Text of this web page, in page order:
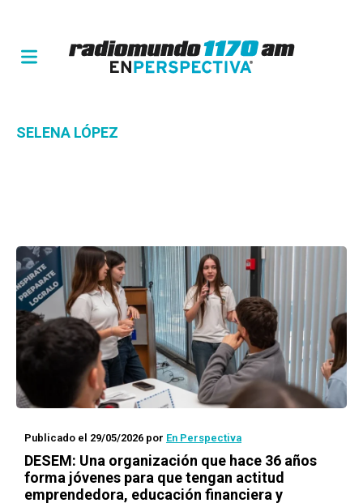
SELENA LÓPEZ
Publicado el 29/05/2026 por En Perspectiva
DESEM: Una organización que hace 36 años
forma jóvenes para que tengan actitud
emprendedora, educación financiera y